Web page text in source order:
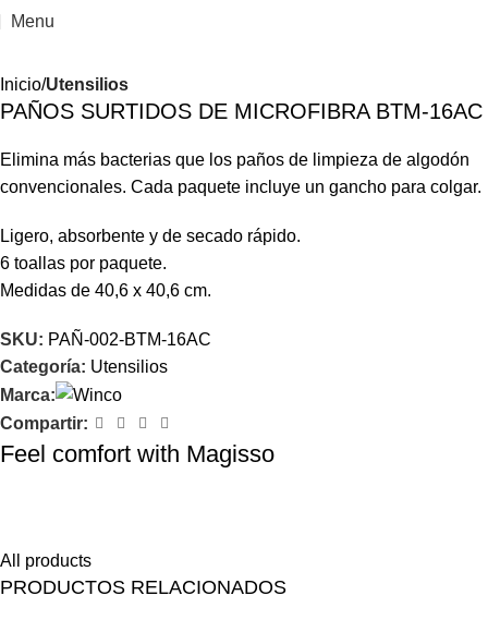
Menu
Inicio Utensilios
PAÑOS SURTIDOS DE MICROFIBRA BTM-16AC
Elimina más bacterias que los paños de limpieza de algodón
convencionales. Cada paquete incluye un gancho para colgar.
Ligero, absorbente y de secado rápido.
6 toallas por paquete.
Medidas de 40,6 x 40,6 cm.
SKU: PAÑ-002-BTM-16AC
Categoría: Utensilios
Marca:
Compartir:
Feel comfort with Magisso
All products
PRODUCTOS RELACIONADOS